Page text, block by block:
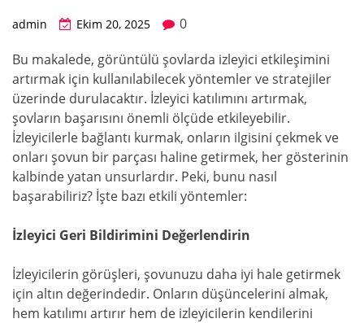
admin Ekim 20, 2025
0
Bu makalede, görüntülü şovlarda izleyici etkileşimini
artırmak için kullanılabilecek yöntemler ve stratejiler
üzerinde durulacaktır. İzleyici katılımını artırmak,
şovların başarısını önemli ölçüde etkileyebilir.
İzleyicilerle bağlantı kurmak, onların ilgisini çekmek ve
onları şovun bir parçası haline getirmek, her gösterinin
kalbinde yatan unsurlardır. Peki, bunu nasıl
başarabiliriz? İşte bazı etkili yöntemler:
İzleyici Geri Bildirimini Değerlendirin
İzleyicilerin görüşleri, şovunuzu daha iyi hale getirmek
için altın değerindedir. Onların düşüncelerini almak,
hem katılımı artırır hem de izleyicilerin kendilerini